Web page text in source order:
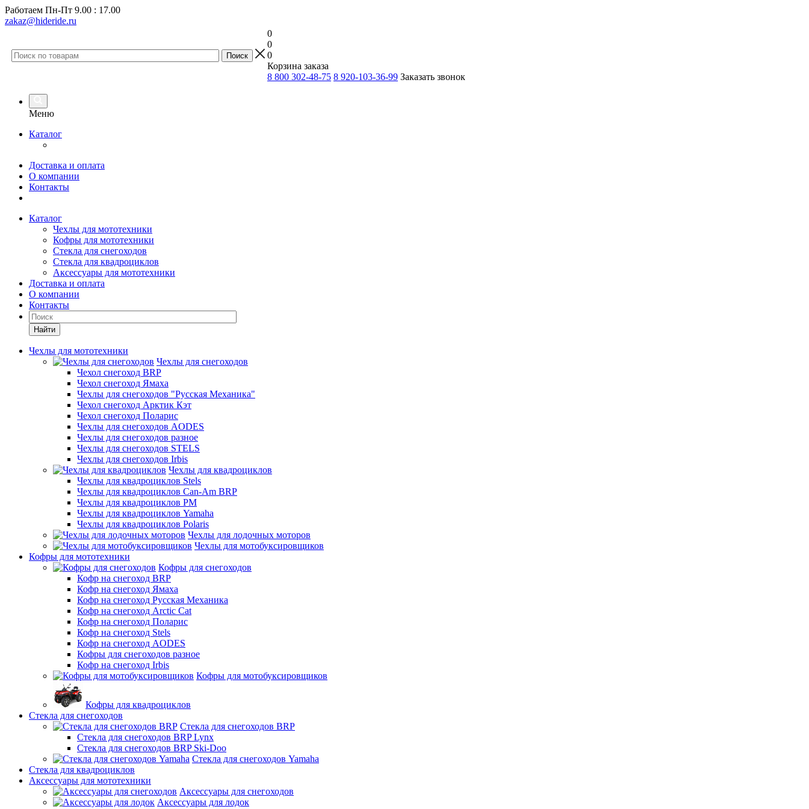
Работаем Пн-Пт 9.00 : 17.00
zakaz@hideride.ru
0
0
0
Корзина заказа
8 800 302-48-75 8 920-103-36-99 Заказать звонок
Меню
Каталог
Доставка и оплата
О компании
Контакты
Каталог
Чехлы для мототехники
Кофры для мототехники
Стекла для снегоходов
Стекла для квадроциклов
Аксессуары для мототехники
Доставка и оплата
О компании
Контакты
Найти
Чехлы для мототехники
Чехлы для снегоходов
Чехол снегоход BRP
Чехол снегоход Ямаха
Чехлы для снегоходов "Русская Механика"
Чехол снегоход Арктик Кэт
Чехол снегоход Поларис
Чехлы для снегоходов AODES
Чехлы для снегоходов разное
Чехлы для снегоходов STELS
Чехлы для снегоходов Irbis
Чехлы для квадроциклов
Чехлы для квадроциклов Stels
Чехлы для квадроциклов Can-Am BRP
Чехлы для квадроциклов РМ
Чехлы для квадроциклов Yamaha
Чехлы для квадроциклов Polaris
Чехлы для лодочных моторов
Чехлы для мотобуксировщиков
Кофры для мототехники
Кофры для снегоходов
Кофр на снегоход BRP
Кофр на снегоход Ямаха
Кофр на снегоход Русская Механика
Кофр на снегоход Arctic Cat
Кофр на снегоход Поларис
Кофр на снегоход Stels
Кофр на снегоход AODES
Кофры для снегоходов разное
Кофр на снегоход Irbis
Кофры для мотобуксировщиков
Кофры для квадроциклов
Стекла для снегоходов
Стекла для снегоходов BRP
Стекла для снегоходов BRP Lynx
Стекла для снегоходов BRP Ski-Doo
Стекла для снегоходов Yamaha
Стекла для квадроциклов
Аксессуары для мототехники
Аксессуары для снегоходов
Аксессуары для лодок